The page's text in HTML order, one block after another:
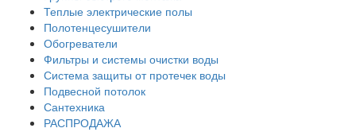
Теплые электрические полы
Полотенцесушители
Обогреватели
Фильтры и системы очистки воды
Система защиты от протечек воды
Подвесной потолок
Сантехника
РАСПРОДАЖА